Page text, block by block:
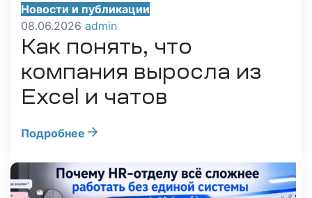
Новости и публикации
Как понять, что
компания выросла из
Excel и чатов
08.06.2026 admin
Подробнее